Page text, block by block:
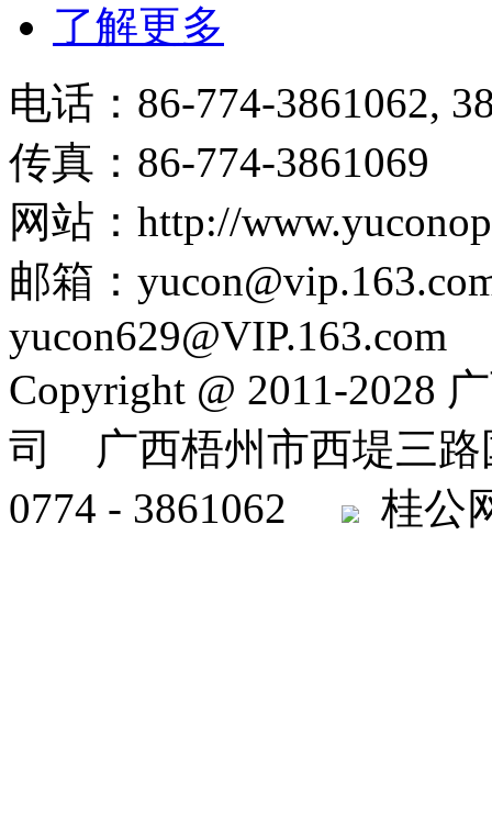
了解更多
电话：86-774-3861062,
传真：86-774-3861069
网站：http://
邮箱：
yucon629@VIP.163.com
Copyright @ 2011-2028
司 广西梧州市西堤三
0774 - 3861062
桂公